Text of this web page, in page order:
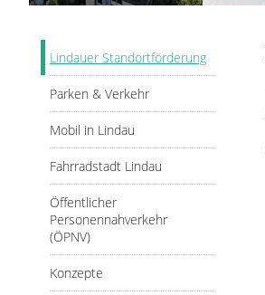
Lindauer Standortförderung
Parken & Verkehr
Mobil in Lindau
Fahrradstadt Lindau
Öffentlicher
Personennahverkehr
(ÖPNV)
Konzepte